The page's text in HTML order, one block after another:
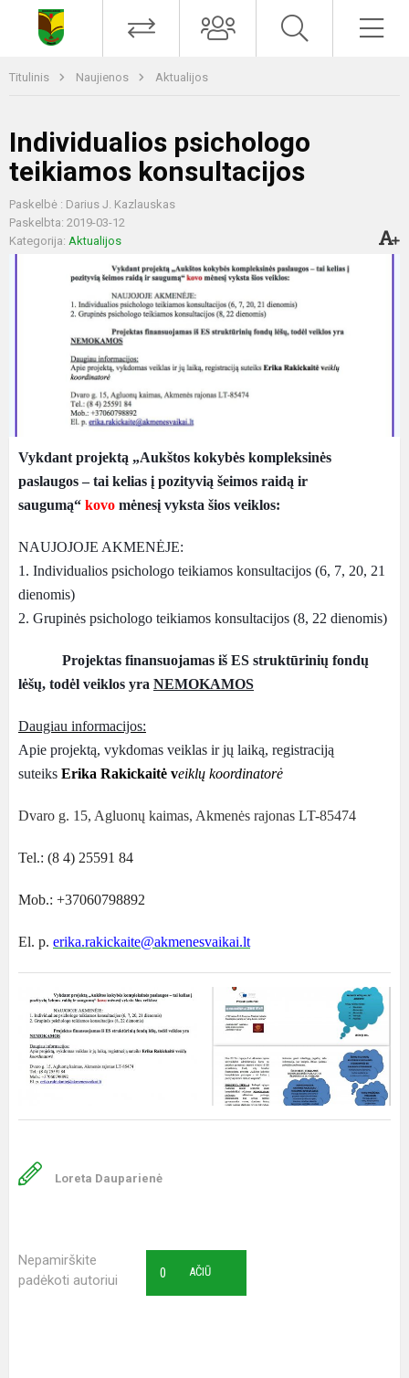
Titulinis Naujienos Aktualijos
Individualios psichologo
teikiamos konsultacijos
Paskelbė : Darius J. Kazlauskas
Paskelbta: 2019-03-12
Kategorija: Aktualijos
Vykdant projektą „Aukštos kokybės kompleksinės
paslaugos – tai kelias į pozityvią šeimos raidą ir
saugumą“ kovo mėnesį vyksta šios veiklos:
NAUJOJOJE AKMENĖJE:
1. Individualios psichologo teikiamos konsultacijos (6, 7, 20, 21
dienomis)
2. Grupinės psichologo teikiamos konsultacijos (8, 22 dienomis)
Projektas finansuojamas iš ES struktūrinių fondų
lėšų, todėl veiklos yra NEMOKAMOS
Daugiau informacijos:
Apie projektą, vykdomas veiklas ir jų laiką, registraciją
suteiks Erika Rakickaitė veiklų koordinatorė
Dvaro g. 15, Agluonų kaimas, Akmenės rajonas LT-85474
Tel.: (8 4) 25591 84
Mob.: +37060798892
El. p. erika.rakickaite@akmenesvaikai.lt
Loreta Dauparienė
Nepamirškite
padėkoti autoriui
AČIŪ
0